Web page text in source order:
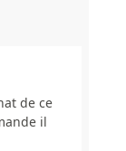
de ce
il